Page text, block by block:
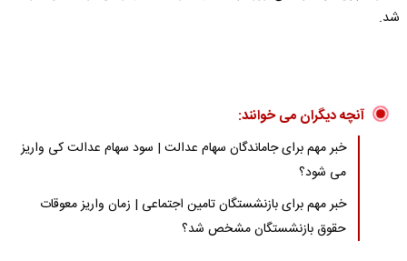
شد.
آنچه دیگران می خوانند:
خبر مهم برای جاماندگان سهام عدالت | سود سهام عدالت کی واریز
می شود؟
خبر مهم برای بازنشستگان تامین اجتماعی | زمان واریز معوقات
حقوق بازنشستگان مشخص شد؟